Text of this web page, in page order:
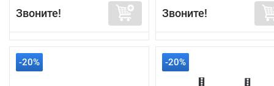
Звоните! Звоните!
-20% -20%